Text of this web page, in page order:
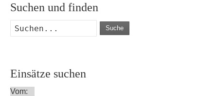
Suchen und finden
Suche
Einsätze suchen
Vom: